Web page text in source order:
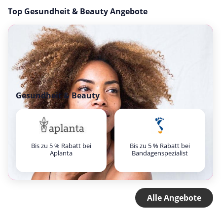
Top Gesundheit & Beauty Angebote
Gesundheit & Beauty
Bis zu 5 % Rabatt bei
Aplanta
Bis zu 5 % Rabatt bei
Bandagenspezialist
Alle Angebote